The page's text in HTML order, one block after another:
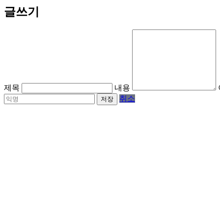
글쓰기
제목 내용
저장 취소